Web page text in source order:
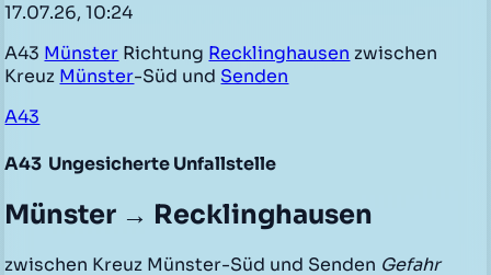
17.07.26, 10:24
A43 Münster Richtung Recklinghausen zwischen
Kreuz Münster-Süd und Senden
A43
A43 Ungesicherte Unfallstelle
Münster → Recklinghausen
zwischen Kreuz Münster-Süd und Senden Gefahr